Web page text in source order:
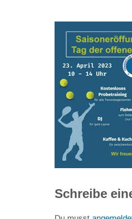
Schreibe